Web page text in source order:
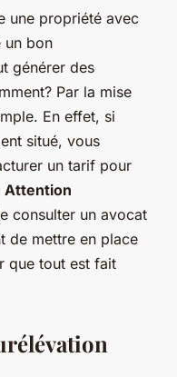
une propriété avec
un bon
générer des
Par la mise
En effet, si
situé, vous
un tarif pour
Attention
consulter un avocat
de mettre en place
que tout est fait